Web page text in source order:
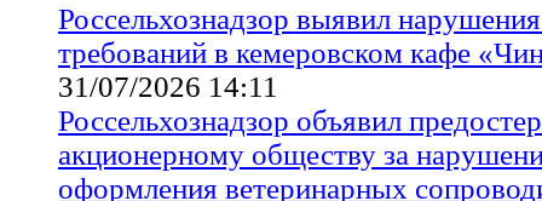
Россельхознадзор выявил
требований в кемеровском кафе
31/07/2026 14:11
Россельхознадзор объявил
акционерному обществу за
оформления ветеринарных